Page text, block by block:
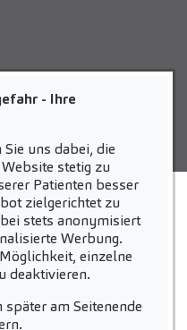
IMPRESSUM
- Ihre
uns dabei, die
stetig zu
Patienten besser
zielgerichtet zu
stets anonymisiert
Werbung.
einzelne
deaktivieren.
am Seitenende